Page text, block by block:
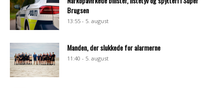
Brugsen
13:55 - 5. august
Manden, der slukkede for alarmerne
11:40 - 5. august